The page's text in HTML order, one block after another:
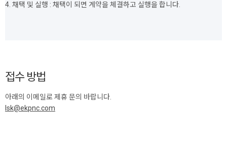
4. 채택 및 실행 : 채택이 되면 계약을 체결하고 실행을 합니다.
접수 방법
아래의 이메일로 제휴 문의 바랍니다.
lsk@ekpnc.com